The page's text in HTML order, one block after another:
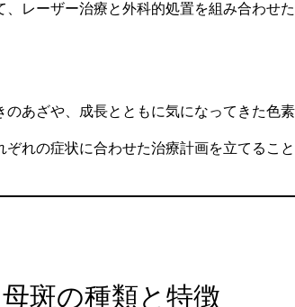
レーザー治療と外科的処置を組み合わせ
あざや、成長とともに気になってきた色
れの症状に合わせた治療計画を立てるこ
斑の種類と特徴